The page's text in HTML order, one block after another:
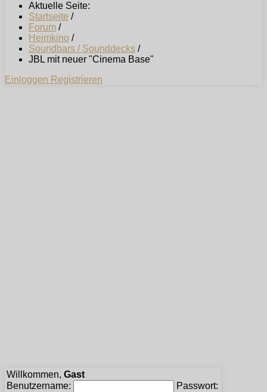
Aktuelle Seite:
Startseite /
Forum /
Heimkino /
Soundbars / Sounddecks /
JBL mit neuer "Cinema Base"
Einloggen Registrieren
Willkommen, Gast
Benutzername:
Passwort: